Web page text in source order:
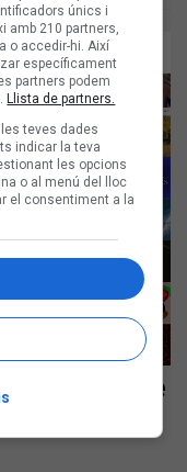
són de
i Gigi
únics i
amb 210 partners,
o accedir-hi. Així
específicament
partners podem
Llista de partners.
teves dades
indicar la teva
les opcions
o al menú del lloc
el consentiment a la